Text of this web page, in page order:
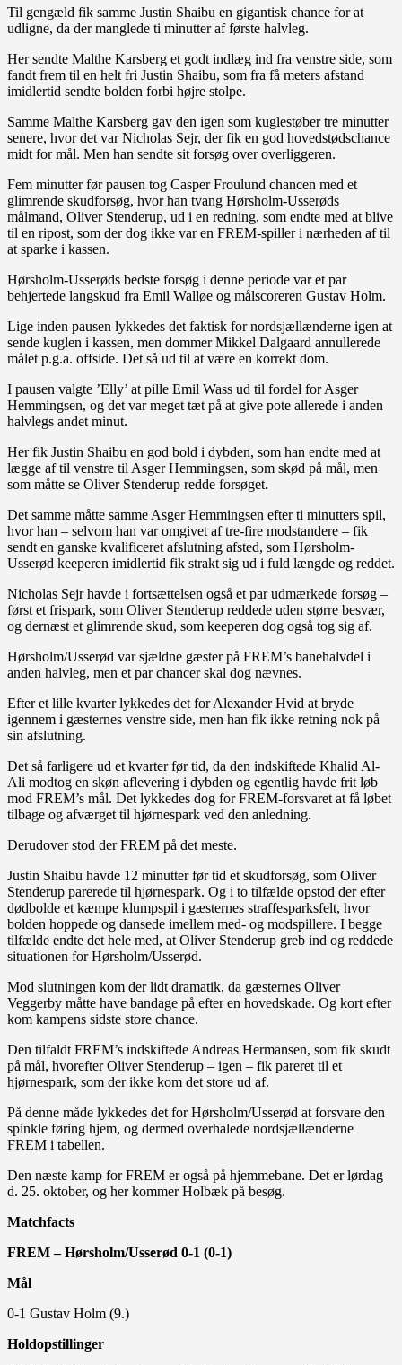
Til gengæld fik samme Justin Shaibu en gigantisk chance for at
udligne, da der manglede ti minutter af første halvleg.
Her sendte Malthe Karsberg et godt indlæg ind fra venstre side, som
fandt frem til en helt fri Justin Shaibu, som fra få meters afstand
imidlertid sendte bolden forbi højre stolpe.
Samme Malthe Karsberg gav den igen som kuglestøber tre minutter
senere, hvor det var Nicholas Sejr, der fik en god hovedstødschance
midt for mål. Men han sendte sit forsøg over overliggeren.
Fem minutter før pausen tog Casper Froulund chancen med et
glimrende skudforsøg, hvor han tvang Hørsholm-Usserøds
målmand, Oliver Stenderup, ud i en redning, som endte med at blive
til en ripost, som der dog ikke var en FREM-spiller i nærheden af til
at sparke i kassen.
Hørsholm-Usserøds bedste forsøg i denne periode var et par
behjertede langskud fra Emil Walløe og målscoreren Gustav Holm.
Lige inden pausen lykkedes det faktisk for nordsjællænderne igen at
sende kuglen i kassen, men dommer Mikkel Dalgaard annullerede
målet p.g.a. offside. Det så ud til at være en korrekt dom.
I pausen valgte ’Elly’ at pille Emil Wass ud til fordel for Asger
Hemmingsen, og det var meget tæt på at give pote allerede i anden
halvlegs andet minut.
Her fik Justin Shaibu en god bold i dybden, som han endte med at
lægge af til venstre til Asger Hemmingsen, som skød på mål, men
som måtte se Oliver Stenderup redde forsøget.
Det samme måtte samme Asger Hemmingsen efter ti minutters spil,
hvor han – selvom han var omgivet af tre-fire modstandere – fik
sendt en ganske kvalificeret afslutning afsted, som Hørsholm-
Usserød keeperen imidlertid fik strakt sig ud i fuld længde og reddet.
Nicholas Sejr havde i fortsættelsen også et par udmærkede forsøg –
først et frispark, som Oliver Stenderup reddede uden større besvær,
og dernæst et glimrende skud, som keeperen dog også tog sig af.
Hørsholm/Usserød var sjældne gæster på FREM’s banehalvdel i
anden halvleg, men et par chancer skal dog nævnes.
Efter et lille kvarter lykkedes det for Alexander Hvid at bryde
igennem i gæsternes venstre side, men han fik ikke retning nok på
sin afslutning.
Det så farligere ud et kvarter før tid, da den indskiftede Khalid Al-
Ali modtog en skøn aflevering i dybden og egentlig havde frit løb
mod FREM’s mål. Det lykkedes dog for FREM-forsvaret at få løbet
tilbage og afværget til hjørnespark ved den anledning.
Derudover stod der FREM på det meste.
Justin Shaibu havde 12 minutter før tid et skudforsøg, som Oliver
Stenderup parerede til hjørnespark. Og i to tilfælde opstod der efter
dødbolde et kæmpe klumpspil i gæsternes straffesparksfelt, hvor
bolden hoppede og dansede imellem med- og modspillere. I begge
tilfælde endte det hele med, at Oliver Stenderup greb ind og reddede
situationen for Hørsholm/Usserød.
Mod slutningen kom der lidt dramatik, da gæsternes Oliver
Veggerby måtte have bandage på efter en hovedskade. Og kort efter
kom kampens sidste store chance.
Den tilfaldt FREM’s indskiftede Andreas Hermansen, som fik skudt
på mål, hvorefter Oliver Stenderup – igen – fik pareret til et
hjørnespark, som der ikke kom det store ud af.
På denne måde lykkedes det for Hørsholm/Usserød at forsvare den
spinkle føring hjem, og dermed overhalede nordsjællænderne
FREM i tabellen.
Den næste kamp for FREM er også på hjemmebane. Det er lørdag
d. 25. oktober, og her kommer Holbæk på besøg.
Matchfacts
FREM – Hørsholm/Usserød 0-1 (0-1)
Mål
0-1 Gustav Holm (9.)
Holdopstillinger